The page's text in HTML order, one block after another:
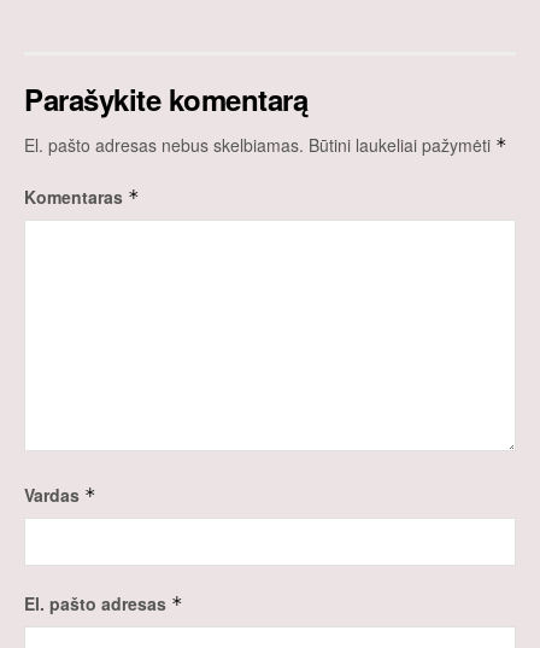
Parašykite komentarą
El. pašto adresas nebus skelbiamas. Būtini laukeliai pažymėti *
Komentaras *
Vardas *
El. pašto adresas *